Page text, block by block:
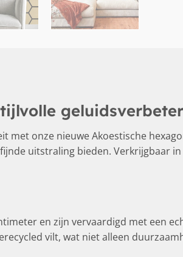
onze nieuwe Akoestische
uitstraling bieden. Verkrijgbaar
en zijn vervaardigd met een
vilt, wat niet alleen